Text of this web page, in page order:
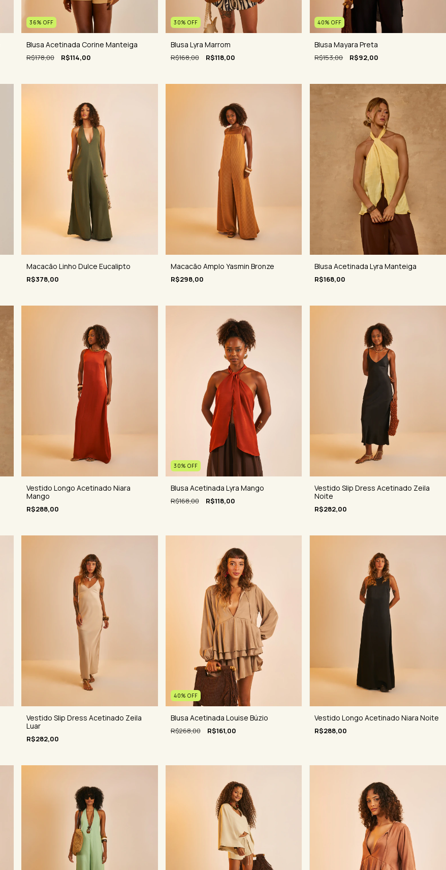
36% OFF
Blusa Acetinada Corine Manteiga
R$178,00 R$114,00
30% OFF
Blusa Lyra Marrom
R$168,00 R$118,00
40%OFF
Blusa Mayara Preta
R$153,00 R$92,00
Macacão Linho Dulce Eucalipto
R$378,00
Macacão Amplo Yasmin Bronze
R$298,00
Blusa Acetinada Lyra Manteiga
R$168,00
Vestido Longo Acetinado Niara
Mango
R$288,00
30% OFF
Blusa Acetinada Lyra Mango
R$168,00 R$118,00
Vestido Slip Dress Acetinado Zeila
Noite
R$282,00
Vestido Slip Dress Acetinado Zeila
Luar
R$282,00
40% OFF
Blusa Acetinada Louise Búzio
R$268,00 R$161,00
Vestido Longo Acetinado Niara Noite
R$288,00